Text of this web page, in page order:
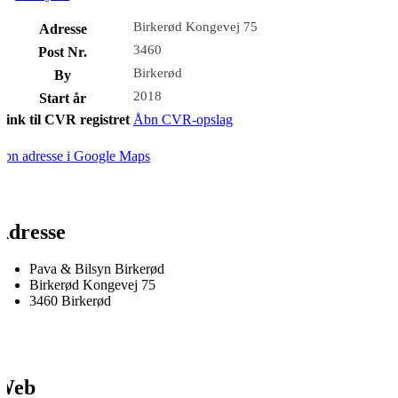
Adresse Birkerød Kongevej 75
Post Nr. 3460
By Birkerød
Start år 2018
til CVR registret Åbn CVR-opslag
adresse i Google Maps
Pava & Bilsyn Birkerød
Birkerød Kongevej 75
3460 Birkerød